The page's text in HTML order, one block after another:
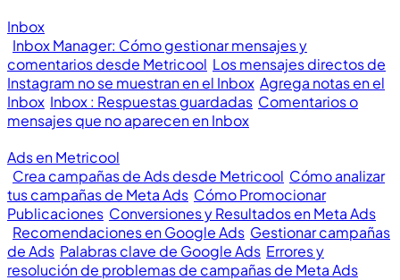
Inbox
Inbox Manager: Cómo gestionar mensajes y
comentarios desde Metricool Los mensajes directos de
Instagram no se muestran en el Inbox Agrega notas en el
Inbox Inbox : Respuestas guardadas Comentarios o
mensajes que no aparecen en Inbox
Ads en Metricool
Crea campañas de Ads desde Metricool Cómo analizar
tus campañas de Meta Ads Cómo Promocionar
Publicaciones Conversiones y Resultados en Meta Ads
Recomendaciones en Google Ads Gestionar campañas
de Ads Palabras clave de Google Ads Errores y
resolución de problemas de campañas de Meta Ads